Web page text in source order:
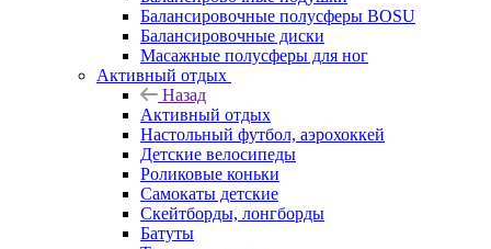
Балансировочные полусферы BOSU
Балансировочные диски
Масажные полусферы для ног
Активный отдых
Назад
Активный отдых
Настольный футбол, аэрохоккей
Детские велосипеды
Роликовые коньки
Самокаты детские
Скейтборды, лонгборды
Батуты